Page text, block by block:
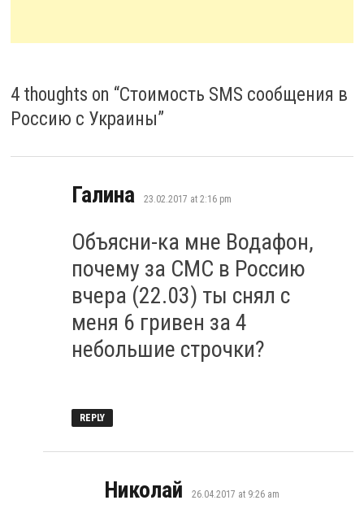
4 thoughts on “Стоимость SMS сообщения в
Россию c Украины”
Галина says:
23.02.2017 at 2:16 pm
Объясни-ка мне Водафон,
почему за СМС в Россию
вчера (22.03) ты снял с
меня 6 гривен за 4
небольшие строчки?
REPLY
Николай says:
26.04.2017 at 9:26 am